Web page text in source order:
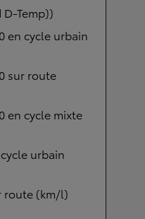
Temp))
en cycle urbain
sur route
en cycle mixte
urbain
route (km/l)